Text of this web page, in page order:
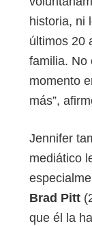
historia, ni
últimos 20
familia. No
momento
más”,
Jennifer
mediático
Brad Pitt
que él la